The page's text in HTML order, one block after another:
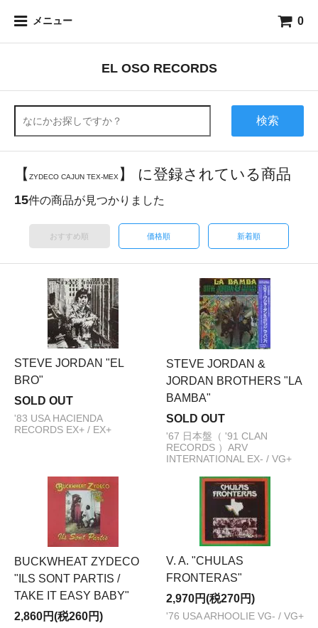
メニュー 0
EL OSO RECORDS
検索
【 ZYDECO CAJUN TEX-MEX 】 に登録されている商品
15件の商品が見つかりました
おすすめ順 価格順 新着順
STEVE JORDAN "EL
BRO"
SOLD OUT
'83 USA HACIENDA
RECORDS EX+ / EX+
STEVE JORDAN &
JORDAN BROTHERS "LA
BAMBA"
SOLD OUT
'67 日本盤（ '91 CLAN
RECORDS ）ARV
INTERNATIONAL EX- / VG+
BUCKWHEAT ZYDECO
"ILS SONT PARTIS /
TAKE IT EASY BABY"
2,860円(税260円)
V. A. "CHULAS
FRONTERAS"
2,970円(税270円)
'76 USA ARHOOLIE VG- / VG+